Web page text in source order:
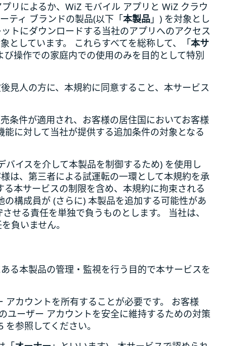
リによるか、WiZ モバイル アプリと WiZ クラウ
ティ ブランドの製品(以下「本製品 」) を対象とし
トにダウンロードする当社のアプリへのアクセス
としています。 これらすべてを総称して、「本サ
操作での家庭内での使用のみを目的として特別
見人の方に、本規約に同意すること、本サービス
条件が適用され、お客様の居住国においてお客様
に対して当社が提供する追加条件の対象となる
イスを介して本製品を制御するため) を使用し
様は、第三者による試運転の一環として本規約を承
本サービスの制限を含め、本規約に拘束される
構成員が (さらに) 本製品を追加する可能性があ
せる責任を単独で負うものとします。 当社は、
負いません。
る本製品の管理・監視を行う目的で本サービスを
カウントを所有することが必要です。 お客様
ユーザー アカウントを安全に維持するための対策
参照してください。